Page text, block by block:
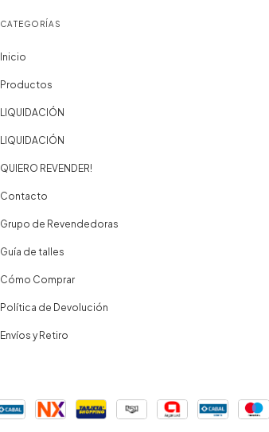
CATEGORÍAS
Inicio
Productos
LIQUIDACIÓN
LIQUIDACIÓN
QUIERO REVENDER!
Contacto
Grupo de Revendedoras
Guía de talles
Cómo Comprar
Política de Devolución
Envíos y Retiro